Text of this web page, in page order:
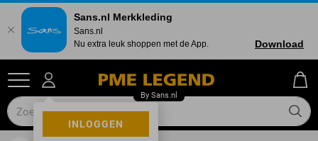
INLOGGEN
Sans.nl Merkkleding
Sans.nl
Nu extra leuk shoppen met de App.
Download